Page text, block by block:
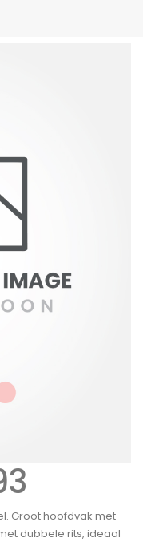
Groot hoofdvak met
dubbele rits, ideaal